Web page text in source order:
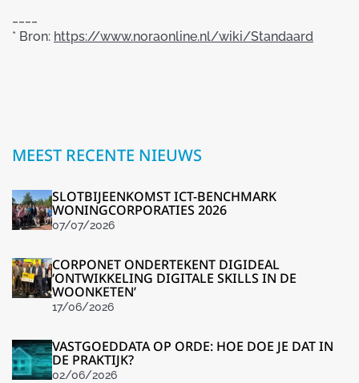
* Bron: https://www.noraonline.nl/wiki/Standaard
MEEST RECENTE NIEUWS
SLOTBIJEENKOMST ICT-BENCHMARK
WONINGCORPORATIES 2026
07/07/2026
CORPONET ONDERTEKENT DIGIDEAL
‘ONTWIKKELING DIGITALE SKILLS IN DE
WOONKETEN’
17/06/2026
VASTGOEDDATA OP ORDE: HOE DOE JE DAT IN
DE PRAKTIJK?
02/06/2026